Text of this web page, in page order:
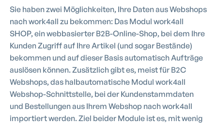
Sie haben zwei Möglichkeiten, Ihre Daten aus Webshops
nach work4all zu bekommen: Das Modul work4all
SHOP, ein webbasierter B2B-Online-Shop, bei dem Ihre
Kunden Zugriff auf Ihre Artikel (und sogar Bestände)
bekommen und auf dieser Basis automatisch Aufträge
auslösen können. Zusätzlich gibt es, meist für B2C
Webshops, das halbautomatische Modul work4all
Webshop-Schnittstelle, bei der Kundenstammdaten
und Bestellungen aus Ihrem Webshop nach work4all
importiert werden. Ziel beider Module ist es, mit wenig